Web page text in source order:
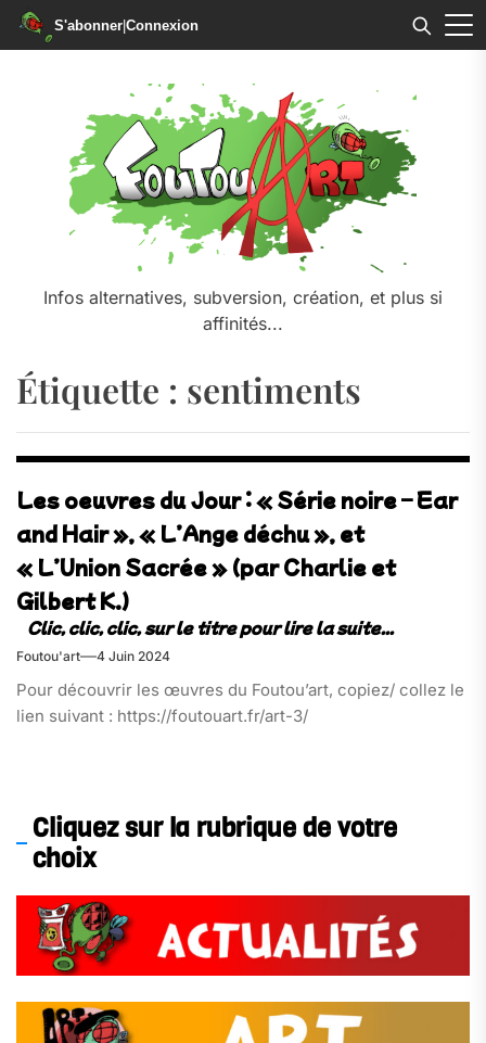
S'abonner|Connexion
Infos alternatives, subversion, création, et plus si
affinités...
Étiquette : sentiments
Les oeuvres du Jour : « Série noire – Ear
and Hair », « L’Ange déchu », et
« L’Union Sacrée » (par Charlie et
Gilbert K.)
Foutou'art 4 Juin 2024
Pour découvrir les œuvres du Foutou’art, copiez/ collez le
lien suivant : https://foutouart.fr/art-3/
Cliquez sur la rubrique de votre
choix